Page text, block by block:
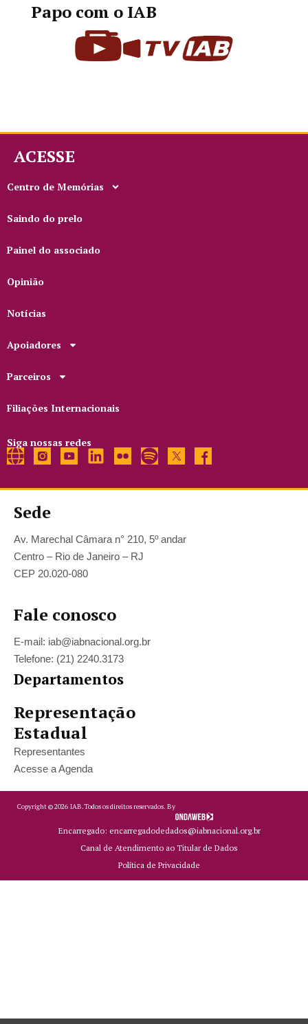
Papo com o IAB
ACESSE
Centro de Memórias
Saindo do prelo
Painel do associado
Opinião
Notícias
Apoiadores
Parceiros
Filiações Internacionais
Siga nossas redes
Sede
Av. Marechal Câmara n° 210, 5º andar
Centro – Rio de Janeiro – RJ
CEP 20.020-080
Fale conosco
E-mail: iab@iabnacional.org.br
Telefone: (21) 2240.3173
Departamentos
Representação
Estadual
Representantes
Acesse a Agenda
Copyright ©2026 IAB.Todos os direitos reservados. By
Encarregado: encarregadodedados@iabnacional.org.br
Canal de Atendimento ao Titular de Dados
Política de Privacidade